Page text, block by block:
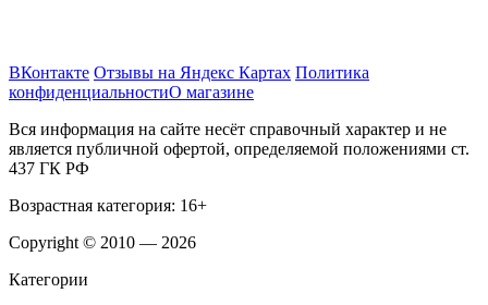
ВКонтакте Отзывы на Яндекс Картах Политика
конфиденциальностиО магазине
Вся информация на сайте несёт справочный характер и не
является публичной офертой, определяемой положениями ст.
437 ГК РФ
Возрастная категория: 16+
Copyright © 2010 — 2026
Категории